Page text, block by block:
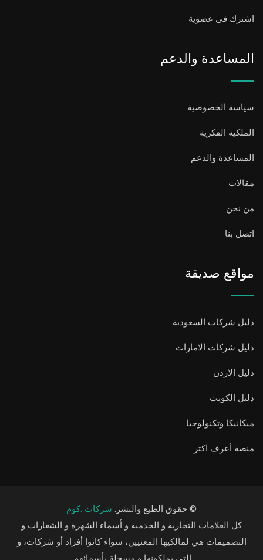
اشترك فى عضوية
المساعدة والدعم
سياسة الخصوصية
الملكية الفكرية
المساعدة والدعم
مقالات
من نحن
اتصل بنا
مواقع صديقة
دليل شركات السعودية
دليل شركات الامارات
دليل الاردن
دليل الكويت
ميكانيكا وتكنولوجيا
منصة أعرف اكتر
© حقوق الطبع والنشر. شركات .كوم
كل العلامات التجارية و الخدمية و أسماء الشهرة و الشعارات و
التصميمات هي لمالكيها المعنيين، سواء كانوا أفراد أو شركات، و